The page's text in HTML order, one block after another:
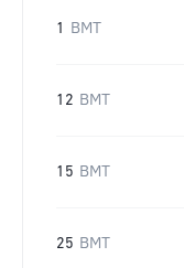
1 BMT
12 BMT
15 BMT
25 BMT